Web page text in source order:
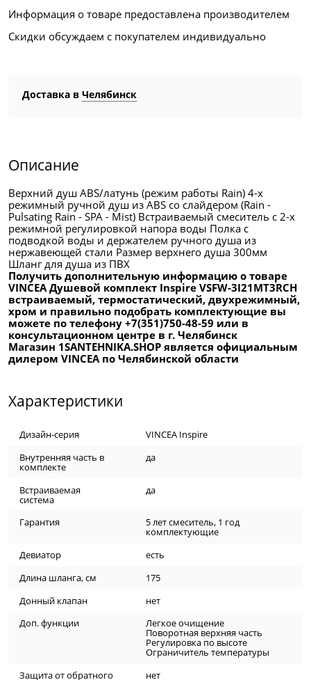
Информация о товаре предоставлена производителем
Скидки обсуждаем с покупателем индивидуально
Доставка в Челябинск
Описание
Верхний душ ABS/латунь (режим работы Rain) 4-х
режимный ручной душ из ABS cо слайдером (Rain -
Pulsating Rain - SPA - Mist) Встраиваемый смеситель c 2-х
режимной регулировкой напора воды Полка с
подводкой воды и держателем ручного душа из
нержавеющей стали Размер верхнего душа 300мм
Шланг для душа из ПВХ
Получить дополнительную информацию о товаре
VINCEA Душевой комплект Inspire VSFW-3I21MT3RCH
встраиваемый, термостатический, двухрежимный,
хром и правильно подобрать комплектующие вы
можете по телефону +7(351)750-48-59 или в
консультационном центре в г. Челябинск
Магазин 1SANTEHNIKA.SHOP является официальным
дилером VINCEA по Челябинской области
Характеристики
Дизайн-серия
VINCEA Inspire
Внутренняя часть в
комплекте
да
Встраиваемая
система
да
Гарантия 5 лет смеситель, 1 год
комплектующие
Девиатор
есть
Длина шланга, см
175
Донный клапан
нет
Доп. функции
Легкое очищение
Поворотная верхняя часть
Регулировка по высоте
Ограничитель температуры
Защита от обратного
нет